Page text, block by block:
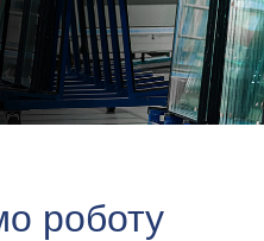
роботу